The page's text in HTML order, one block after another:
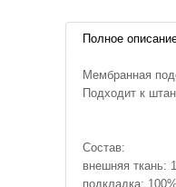
Полное
Мембранная
Подходит к
Состав:
внешняя ткань:
подкладка: